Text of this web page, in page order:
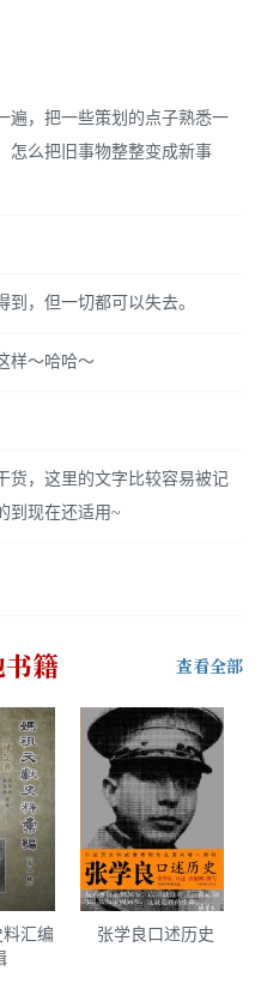
遍，把一些策划的点子熟悉一
怎么把旧事物整整变成新事
，但一切都可以失去。
样～哈哈～
货，这里的文字比较容易被记
到现在还适用~
书籍 查看全部
汇编
张学良口述历史